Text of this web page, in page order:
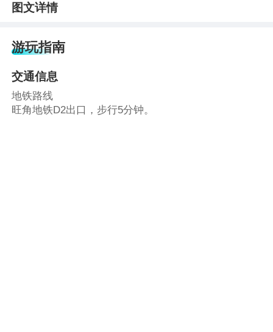
图文详情
游玩指南
交通信息
地铁路线
旺角地铁D2出口，步行5分钟。